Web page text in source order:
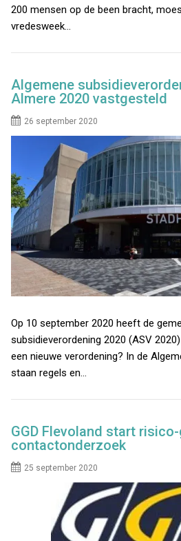
200 mensen op de been bracht,
vredesweek…
Algemene
Almere 2020 vastgesteld
26 september 2020
Op 10 september 2020 heeft de
subsidieverordening 2020 (ASV
een nieuwe verordening? In de
staan regels en…
GGD Flevoland start
contactonderzoek
25 september 2020